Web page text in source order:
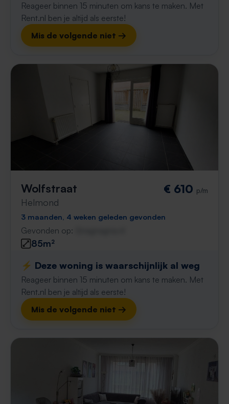
Reageer binnen 15 minuten om kans te maken. Met
Rent.nl ben je altijd als eerste!
Mis de volgende niet →
Wolfstraat
Helmond
€ 610 p/m
3 maanden, 4 weken geleden gevonden
Gevonden op:
85m²
⚡️ Deze woning is waarschijnlijk al weg
Reageer binnen 15 minuten om kans te maken. Met
Rent.nl ben je altijd als eerste!
Mis de volgende niet →